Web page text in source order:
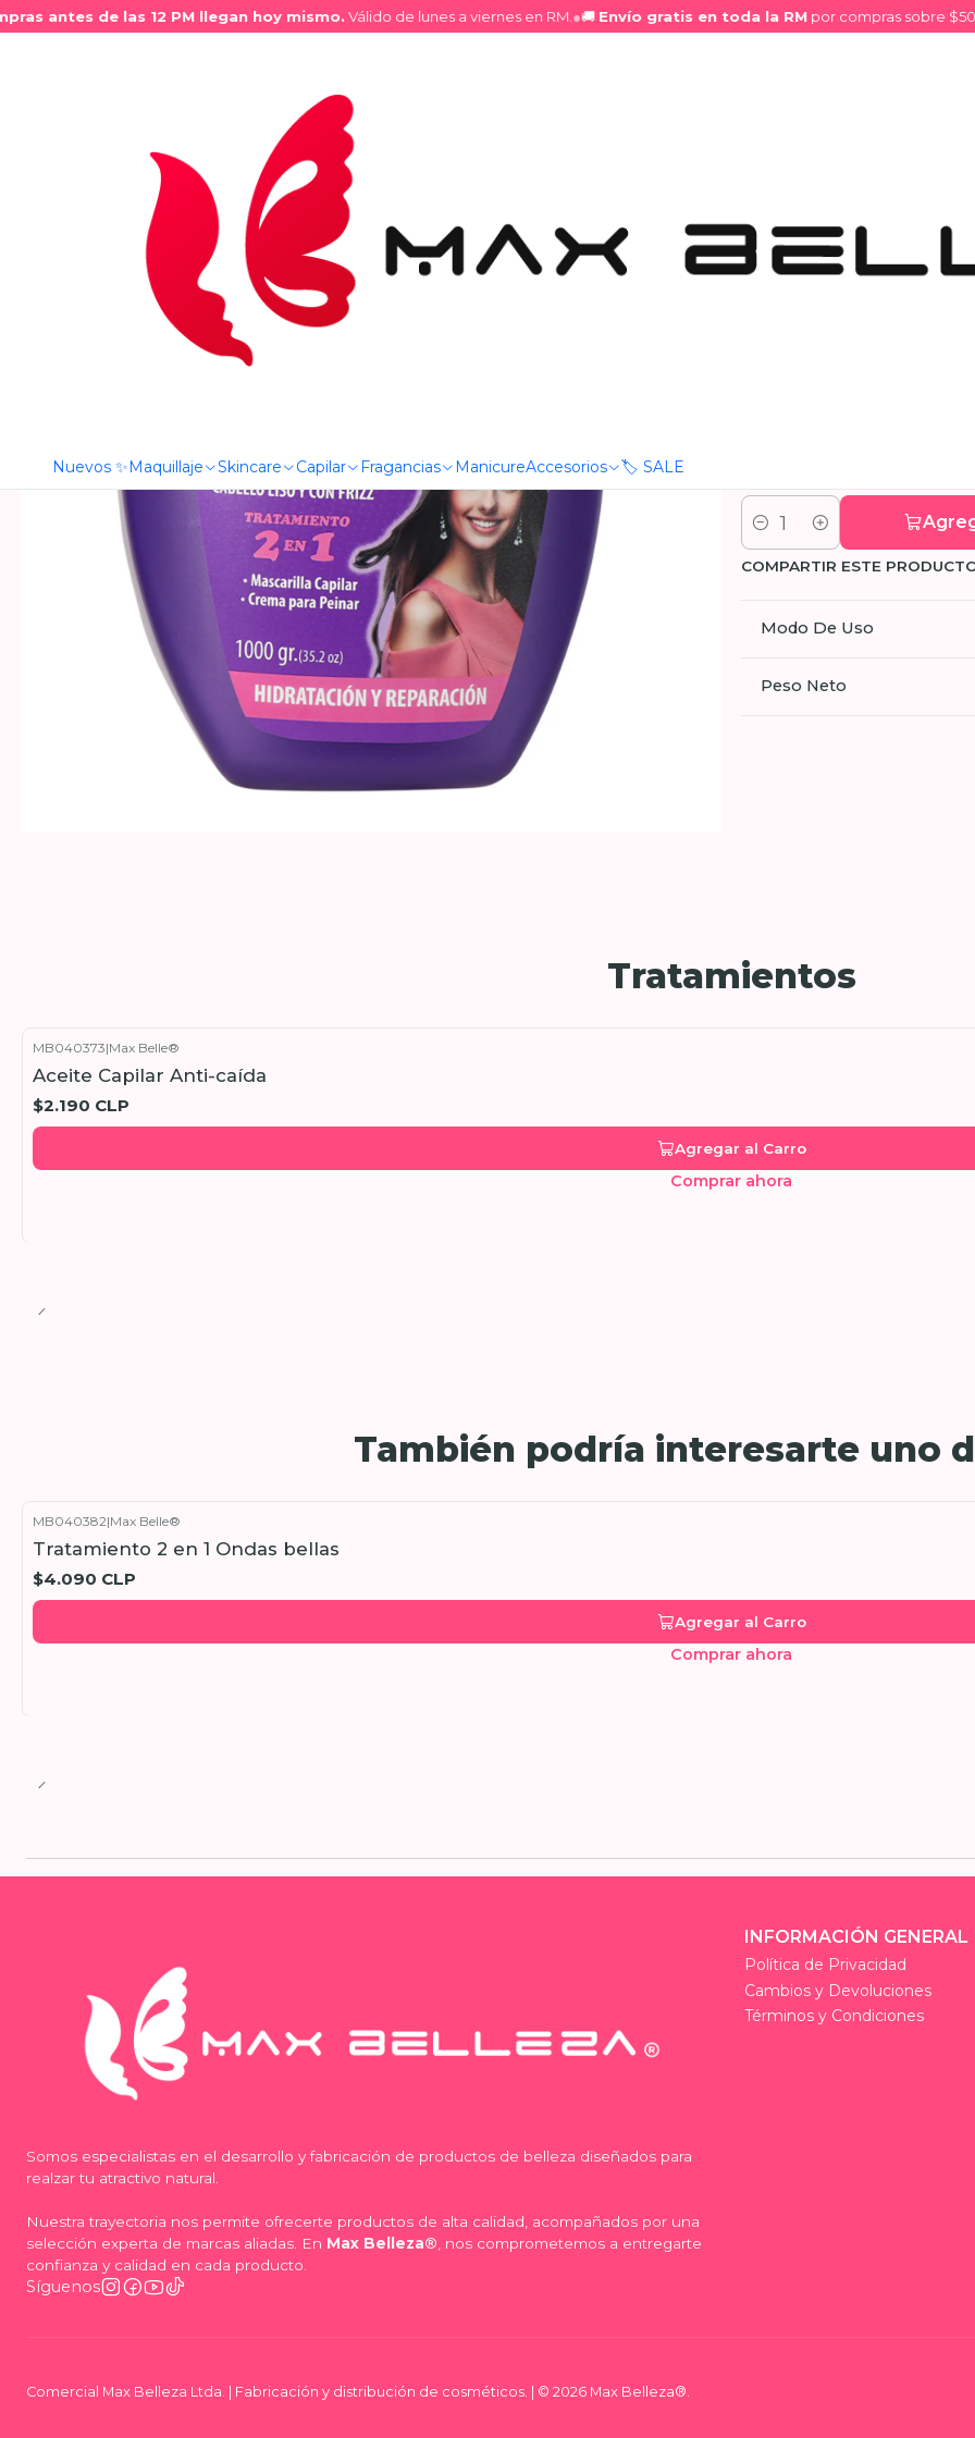
antes de las 12 PM llegan hoy mismo.Válido de lunes a viernes en RM.●🚚Envío gratis en toda la RMpor compras sobre
Nuevos ✨Maquillaje Skincare Capilar Fragancias ManicureAccesorios 🏷️ SALE
Diseñada para nutrir y
sueltos y alineados. Ideal
Cantidad
COMPARTIR ESTE
Modo De Uso
Peso Neto
Tratamientos
MB040373|Max Belle®
Aceite Capilar Anti-caída
$2.190 CLP
Agregar al Carro
Comprar ahora
También podría interesarte uno
MB040382|Max Belle®
Tratamiento 2 en 1 Ondas bellas
$4.090 CLP
Agregar al Carro
Comprar ahora
Somos especialistas en el desarrollo y fabricación de productos de belleza diseñados para
realzar tu atractivo natural.
Nuestra trayectoria nos permite ofrecerte productos de alta calidad, acompañados por una
selección experta de marcas aliadas. En Max Belleza®, nos comprometemos a entregarte
confianza y calidad en cada producto.
Síguenos
INFORMACIÓN GENERAL
Política de Privacidad
Cambios y Devoluciones
Términos y Condiciones
Comercial Max Belleza Ltda. | Fabricación y distribución de cosméticos. | © 2026 Max Belleza®.